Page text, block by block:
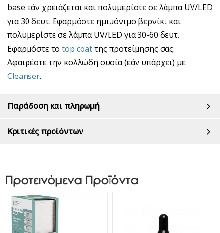
base εάν χρειάζεται και πολυμερίστε σε λάμπα UV/LED
για 30 δευτ. Εφαρμόστε ημιμόνιμο βερνίκι και
πολυμερίστε σε λάμπα UV/LED για 30-60 δευτ.
Εφαρμόστε το top coatτης προτείμησης σας.
Αφαιρέστε την κολλώδη ουσία (εάν υπάρχει) με
Cleanser.
Παράδοση και πληρωμή
Κριτικές προϊόντων
Προτεινόμενα Προϊόντα